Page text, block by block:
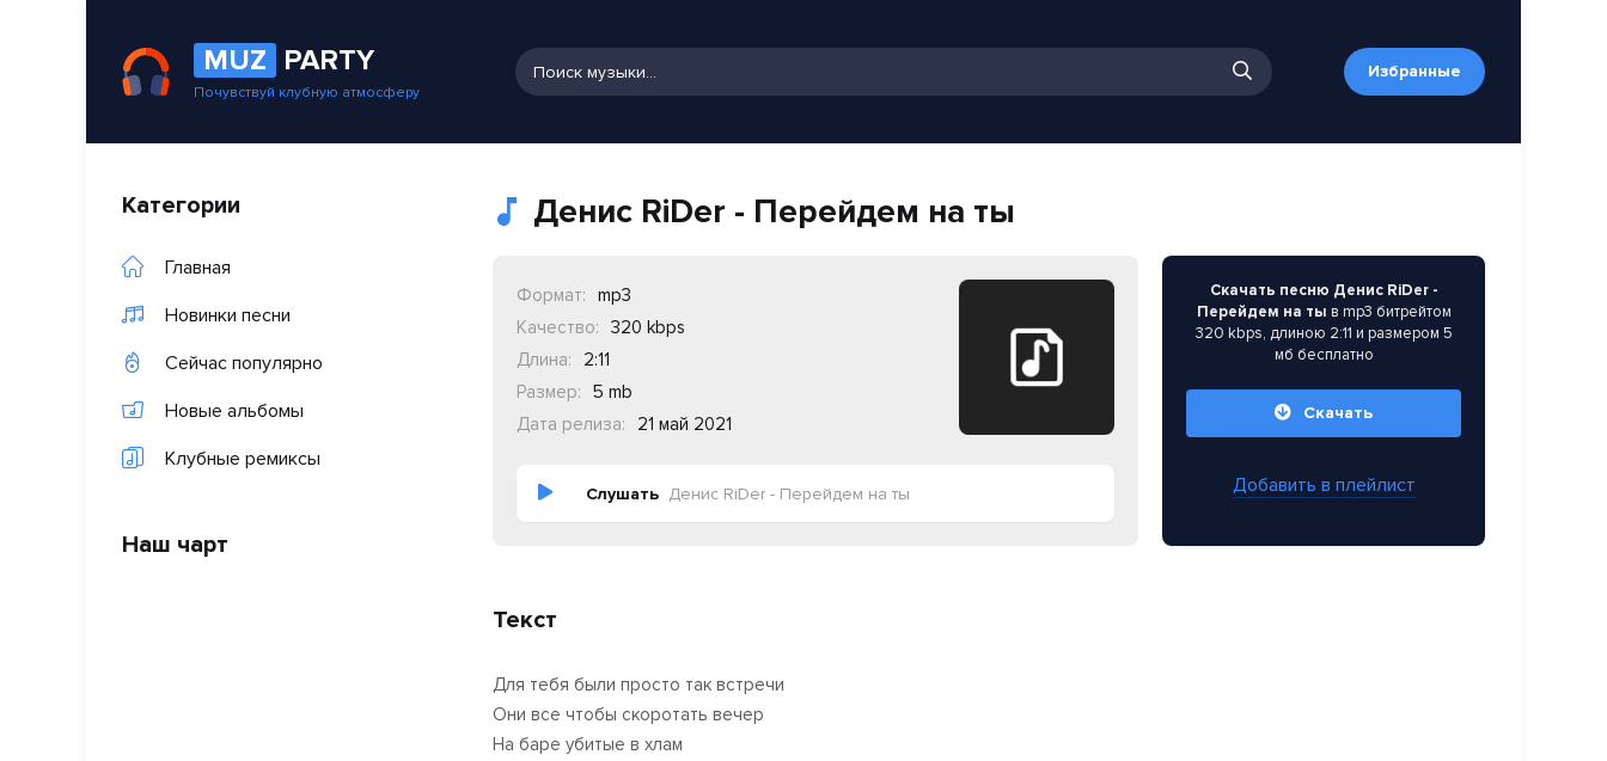
MUZ PARTY
Почувствуй клубную атмосферу
Избранные
Категории
Главная
Новинки песни
Сейчас популярно
Новые альбомы
Клубные ремиксы
Наш чарт
Денис RiDer - Перейдем на ты
Формат:
mp3
Качество:
320 kbps
Длина:
2:11
Размер:
5 mb
Дата релиза:
21 май 2021
Слушать Денис RiDer - Перейдем на ты
Скачать песню Денис RiDer -
Перейдем на ты в mp3 битрейтом
320 kbps, длиною 2:11 и размером 5
мб бесплатно
Скачать
Добавить в плейлист
Текст
Для тебя были просто так встречи
Они все чтобы скоротать вечер
На баре убитые в хлам